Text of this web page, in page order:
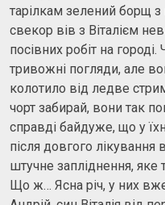
тарілкам зелений борщ з
свекор вів з Віталієм
посівних робіт на
тривожні погляди, але
колотило від ледве
чорт забирай, вони так
справді байдуже, що у
після довгого
штучне запліднення, яке
Що ж… Ясна річ, у них